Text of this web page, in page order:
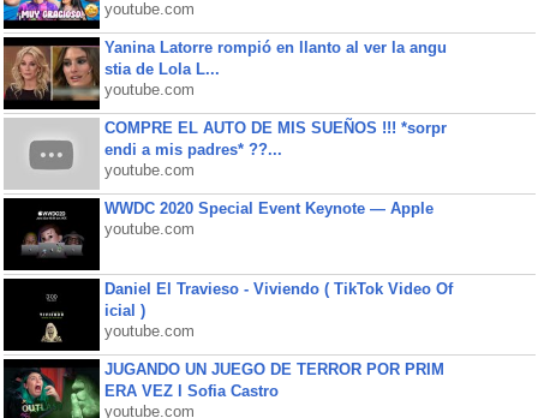
youtube.com
Yanina Latorre rompió en llanto al ver la angu
stia de Lola L...
youtube.com
COMPRE EL AUTO DE MIS SUEÑOS !!! *sorpr
endi a mis padres* ??...
youtube.com
WWDC 2020 Special Event Keynote — Apple
youtube.com
Daniel El Travieso - Viviendo ( TikTok Video Of
icial )
youtube.com
JUGANDO UN JUEGO DE TERROR POR PRIM
ERA VEZ l Sofia Castro
youtube.com